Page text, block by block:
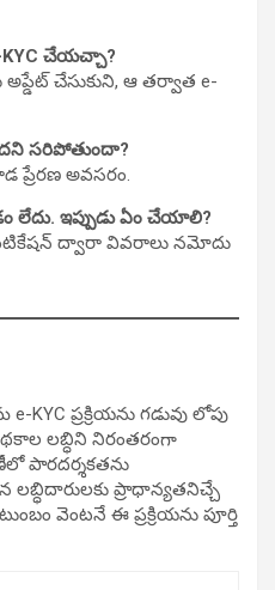
KYC చేయచ్చా?
చేసుకుని, ఆ తర్వాత e-
సరిపోతుందా?
ప్రేరణ అవసరం.
లేదు. ఇప్పుడు ఏం చేయాలి?
ద్వారా వివరాలు నమోదు
KYC ప్రక్రియను గడువు లోపు
లబ్ధిని నిరంతరంగా
పారదర్శకతను
ప్రాధాన్యతనిచ్చే
వెంటనే ఈ ప్రక్రియను పూర్తి